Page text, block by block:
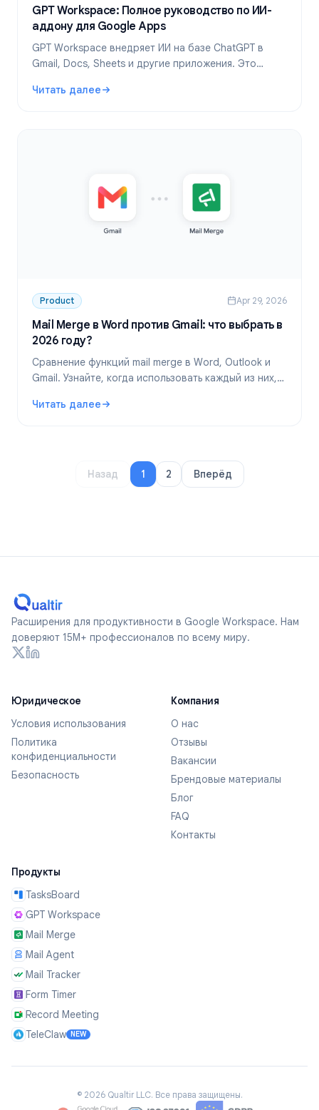
GPT Workspace: Полное руководство по ИИ-
аддону для Google Apps
GPT Workspace внедряет ИИ на базе ChatGPT в
Gmail, Docs, Sheets и другие приложения. Это
сценарии использования и тарифы.
Читать далее
: GPT Workspace: Полное руководство по ИИ-аддону
Product Apr 29, 2026
Mail Merge в Word против Gmail: что выбрать в
2026 году?
Сравнение функций mail merge в Word, Outlook и
Gmail. Узнайте, когда использовать каждый из них,
лучший выбор для современных команд.
Читать далее
: Mail Merge в Word против Gmail: что выбрать в 2026
Назад 1 2 Вперёд
Расширения для продуктивности в Google Workspace. Нам
доверяют 15M+ профессионалов по всему миру.
Юридическое
Условия использования
Политика
конфиденциальности
Безопасность
Компания
О нас
Отзывы
Вакансии
Брендовые материалы
Блог
FAQ
Контакты
Продукты
TasksBoard
GPT Workspace
Mail Merge
Mail Agent
Mail Tracker
Form Timer
Record Meeting
TeleClaw NEW
© 2026Qualtir LLC. Все права защищены.